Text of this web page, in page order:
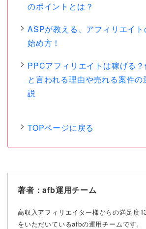
のポイントとは？
ASPが教える、アフィリエイト
始め方！
PPCアフィリエイトは稼げる
と言われる理由や売れる案件
説
TOPページに戻る
著者：afb運用チーム
高収入アフィリエイター様からの満足度
をいただいているafbの運用チームです。